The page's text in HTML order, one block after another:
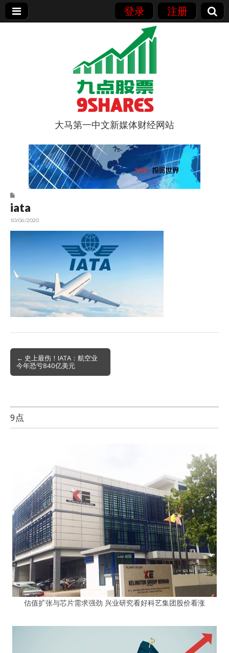
登录 注册
9点股票
大马第一中文新媒体财经网站
iata
10/06/2020
Post
navigation
← 史上最伤！IATA：航空业
今年恐亏840亿美元
9点
估值扩张与芯片需求强劲 兴业研究看好科艺集团股价看涨